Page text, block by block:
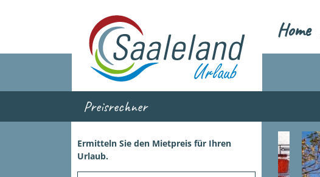
Home
Preisrechner
Ermitteln Sie den Mietpreis für Ihren
Urlaub.